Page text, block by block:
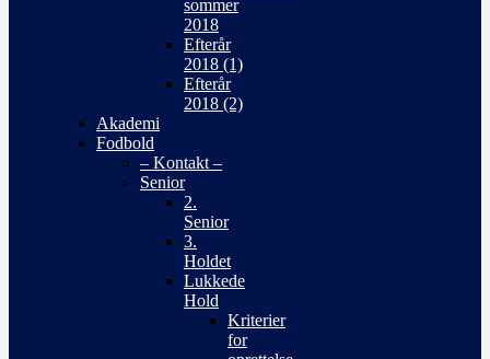
sommer
2018
Efterår
2018 (1)
Efterår
2018 (2)
Akademi
Fodbold
– Kontakt –
Senior
2.
Senior
3.
Holdet
Lukkede
Hold
Kriterier
for